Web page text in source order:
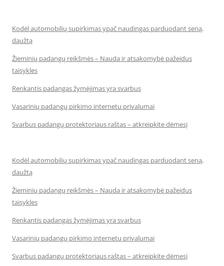
Kodėl automobilių supirkimas ypač naudingas parduodant seną,
daužtą
Žieminių padangų reikšmės – Nauda ir atsakomybė pažeidus
taisykles
Renkantis padangas žymėjimas yra svarbus
Vasarinių padangų pirkimo internetu privalumai
Svarbus padangų protektoriaus raštas – atkreipkite dėmesį
Kodėl automobilių supirkimas ypač naudingas parduodant seną,
daužtą
Žieminių padangų reikšmės – Nauda ir atsakomybė pažeidus
taisykles
Renkantis padangas žymėjimas yra svarbus
Vasarinių padangų pirkimo internetu privalumai
Svarbus padangų protektoriaus raštas – atkreipkite dėmesį